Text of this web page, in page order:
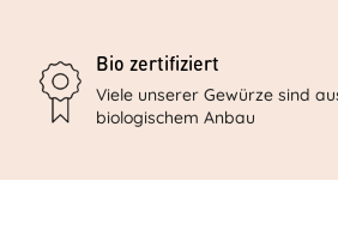
Bio zertifiziert
Viele unserer Gewürze sind
biologischem Anbau